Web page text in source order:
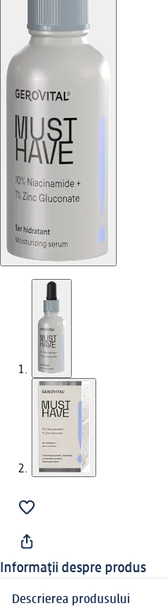
Informații despre produs
Descrierea produsului